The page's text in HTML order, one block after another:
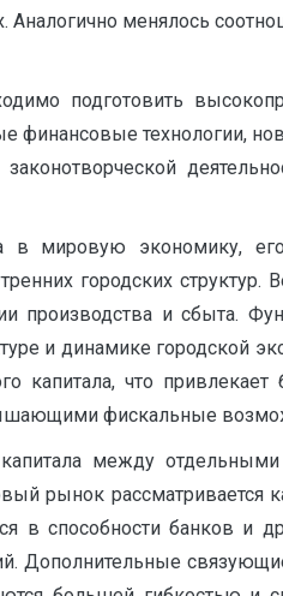
менялось
подготовить
финансовые технологии,
в мировую экономику,
городских структур.
производства и сбыта.
и динамике городской
капитала, что
фискальные
между
рынок рассматривается
способности банков и
Дополнительные